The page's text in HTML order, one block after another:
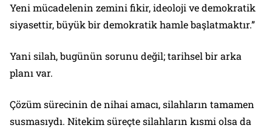
Yeni mücadelenin zemini fikir, ideoloji ve demokratik
siyasettir, büyük bir demokratik hamle başlatmaktır.”
Yani silah, bugünün sorunu değil; tarihsel bir arka
planı var.
Çözüm sürecinin de nihai amacı, silahların tamamen
susmasıydı. Nitekim süreçte silahların kısmi olsa da